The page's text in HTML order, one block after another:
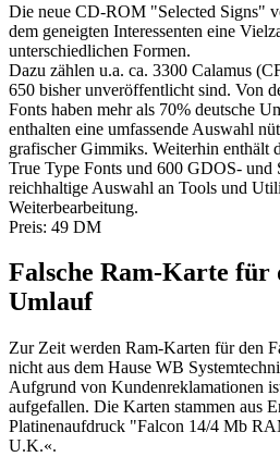
Die neue CD-ROM "Selected Signs"
dem geneigten Interessenten eine
unterschiedlichen Formen.
Dazu zählen u.a. ca. 3300 Calamus
650 bisher unveröffentlicht sind. Von
Fonts haben mehr als 70% deutsche
enthalten eine umfassende Auswahl
grafischer Gimmiks. Weiterhin enthält
True Type Fonts und 600 GDOS- und
reichhaltige Auswahl an Tools und
Weiterbearbeitung.
Preis: 49 DM
Falsche Ram-Karte für
Umlauf
Zur Zeit werden Ram-Karten für den
nicht aus dem Hause WB
Aufgrund von Kundenreklamationen
aufgefallen. Die Karten stammen aus
Platinenaufdruck "Falcon 14/4 Mb
U.K.«.